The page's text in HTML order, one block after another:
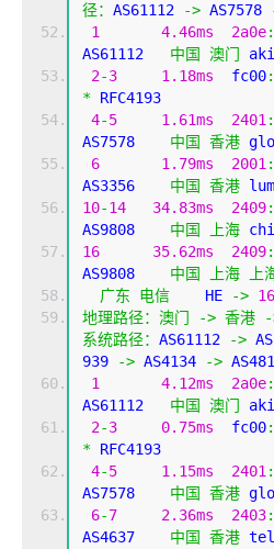
径： AS61112 -> AS7578
1
4.46ms 2a0e:
AS61112 中国 澳门
2-3 1.18ms
  fc00
:
* RFC4193
4-5 1.61ms 2401:
AS7578 中国 香港
6
1.79ms 2001:
AS3356 中国 香港
10-14 34.83ms 2409:
AS9808 中国 上海
16
35.62ms 2409:
AS9808 中国 上海 上
广东
电信
    HE
->
地理路径：澳门
-> 香港
系统路径： AS61112 ->
939
-> AS4134 ->
1
4.12ms 2a0e:
AS61112 中国 澳门
2-3 0.75ms
  fc00
:
* RFC4193
4-5 1.15ms 2401:
AS7578 中国 香港
6-7 2.36ms 2403:
AS4637 中国 香港